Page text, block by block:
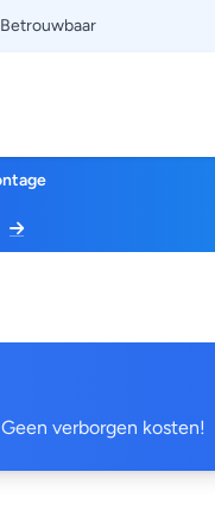
verborgen kosten!